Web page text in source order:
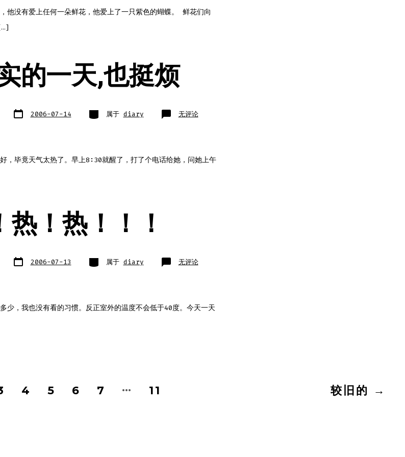
他没有爱上任何一朵鲜花，他爱上了一只紫色的蝴蝶。 鲜花们向
的一天,也挺烦
文
章 2006-07-14 类
别 属于 diary 蛮
充
挺
烦
无评论
，毕竟天气太热了。早上8:30就醒了，打了个电话给她，问她上午
热！热！！！
文
章 2006-07-13 类
别 属于 diary 热！
热！
无评论
少，我也没有看的习惯。反正室外的温度不会低于40度。今天一天
4 5 6 7 … 11 较旧的 →